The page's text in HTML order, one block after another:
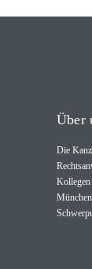
Über
Die
Kollegen